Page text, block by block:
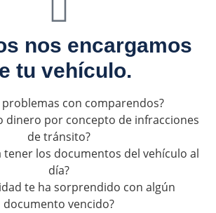
nos encargamos
tu vehículo.
problemas con comparendos?
dinero por concepto de infracciones
de tránsito?
tener los documentos del vehículo al
día?
te ha sorprendido con algún
documento vencido?